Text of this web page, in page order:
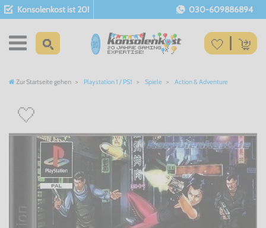
Konsolenkost ist 20! 030-609886894
Zur Startseite gehen Playstation 1 / PS1 Spiele Action & Adventure